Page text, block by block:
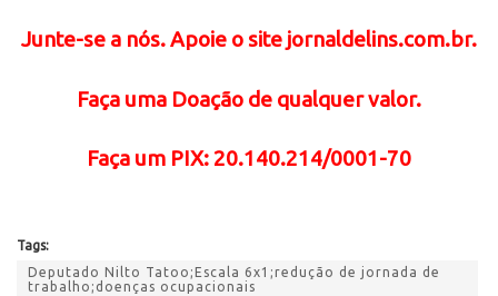
Junte-se a nós. Apoie o site jornaldelins.com.br.
Faça uma Doação de qualquer valor.
Faça um PIX: 20.140.214/0001-70
Tags:
Deputado Nilto Tatoo;Escala 6x1;redução de jornada de
trabalho;doenças ocupacionais